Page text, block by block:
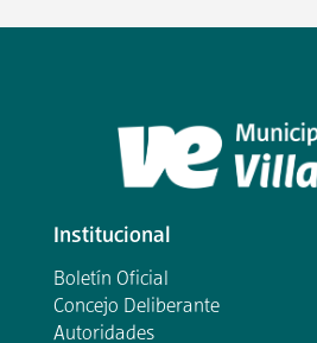
Institucional
Boletín Oficial
Concejo Deliberante
Autoridades